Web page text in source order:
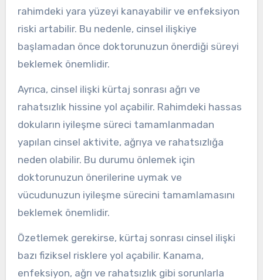
rahimdeki yara yüzeyi kanayabilir ve enfeksiyon
riski artabilir. Bu nedenle, cinsel ilişkiye
başlamadan önce doktorunuzun önerdiği süreyi
beklemek önemlidir.
Ayrıca, cinsel ilişki kürtaj sonrası ağrı ve
rahatsızlık hissine yol açabilir. Rahimdeki hassas
dokuların iyileşme süreci tamamlanmadan
yapılan cinsel aktivite, ağrıya ve rahatsızlığa
neden olabilir. Bu durumu önlemek için
doktorunuzun önerilerine uymak ve
vücudunuzun iyileşme sürecini tamamlamasını
beklemek önemlidir.
Özetlemek gerekirse, kürtaj sonrası cinsel ilişki
bazı fiziksel risklere yol açabilir. Kanama,
enfeksiyon, ağrı ve rahatsızlık gibi sorunlarla